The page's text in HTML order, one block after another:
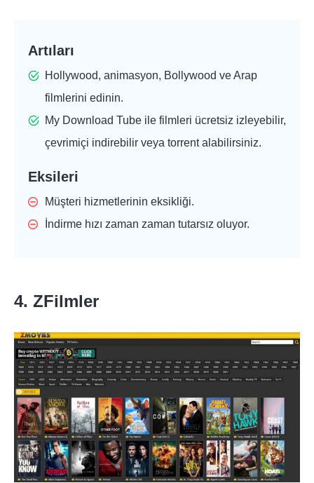
Artıları
Hollywood, animasyon, Bollywood ve Arap
filmlerini edinin.
My Download Tube ile filmleri ücretsiz izleyebilir,
çevrimiçi indirebilir veya torrent alabilirsiniz.
Eksileri
Müşteri hizmetlerinin eksikliği.
İndirme hızı zaman zaman tutarsız oluyor.
4. ZFilmler